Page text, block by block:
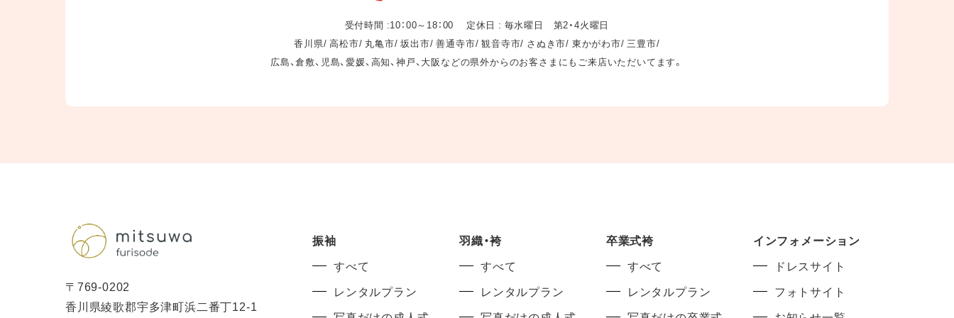
受付時間 :10：00～18：00 定休日 : 毎水曜日 第2・4火曜日
香川県/ 高松市/ 丸亀市/ 坂出市/ 善通寺市/ 観音寺市/ さぬき市/ 東かがわ市/ 三豊市/
広島、倉敷、児島、愛媛、高知、神戸、大阪などの県外からのお客さまにもご来店いただいてます。
〒769-0202
香川県綾歌郡宇多津町浜二番丁12-1
振袖
すべて
レンタルプラン
羽織・袴
すべて
レンタルプラン
卒業式袴
すべて
レンタルプラン
インフォメーション
ドレスサイト
フォトサイト